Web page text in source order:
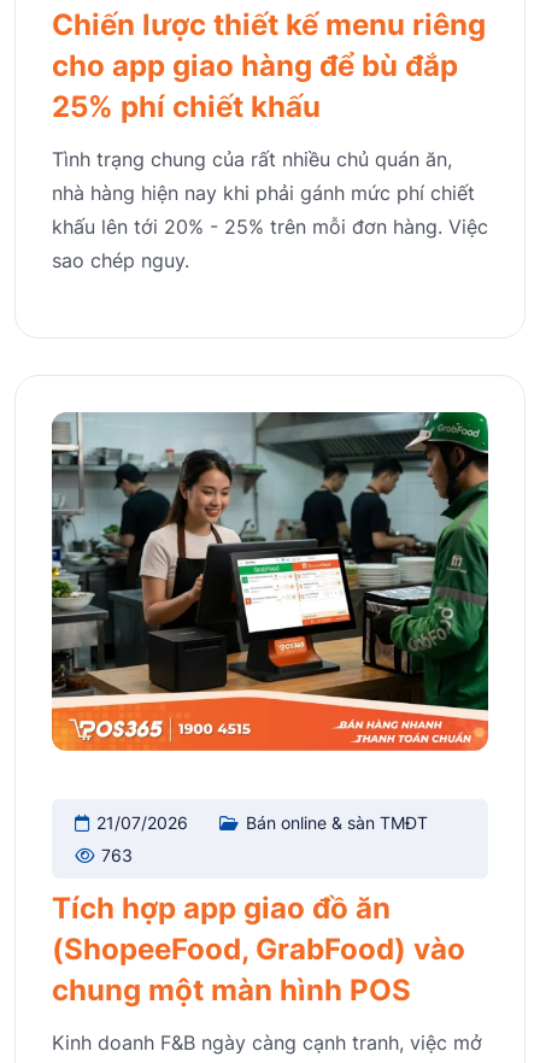
Chiến lược thiết kế menu riêng
cho app giao hàng để bù đắp
25% phí chiết khấu
Tình trạng chung của rất nhiều chủ quán ăn,
nhà hàng hiện nay khi phải gánh mức phí chiết
khấu lên tới 20% - 25% trên mỗi đơn hàng. Việc
sao chép nguy.
21/07/2026
Bán online & sàn TMĐT
763
Tích hợp app giao đồ ăn
(ShopeeFood, GrabFood) vào
chung một màn hình POS
Kinh doanh F&B ngày càng cạnh tranh, việc mở